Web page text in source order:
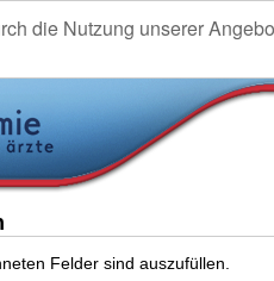
die Nutzung unserer
Felder sind auszufüllen.